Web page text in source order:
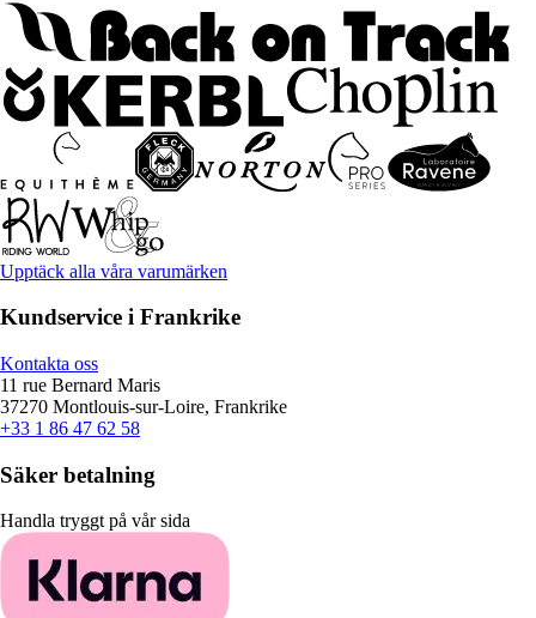
Upptäck alla våra varumärken
Kundservice i Frankrike
Kontakta oss
11 rue Bernard Maris
37270 Montlouis-sur-Loire, Frankrike
+33 1 86 47 62 58
Säker betalning
Handla tryggt på vår sida